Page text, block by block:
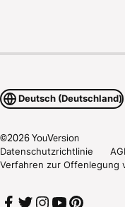
Deutsch (Deutschland)
©2026YouVersion
Datenschutzrichtlinie
Verfahren zur Offenlegung